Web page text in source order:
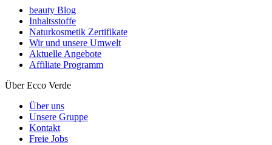
beauty Blog
Inhaltsstoffe
Naturkosmetik Zertifikate
Wir und unsere Umwelt
Aktuelle Angebote
Affiliate Programm
Über Ecco Verde
Über uns
Unsere Gruppe
Kontakt
Freie Jobs